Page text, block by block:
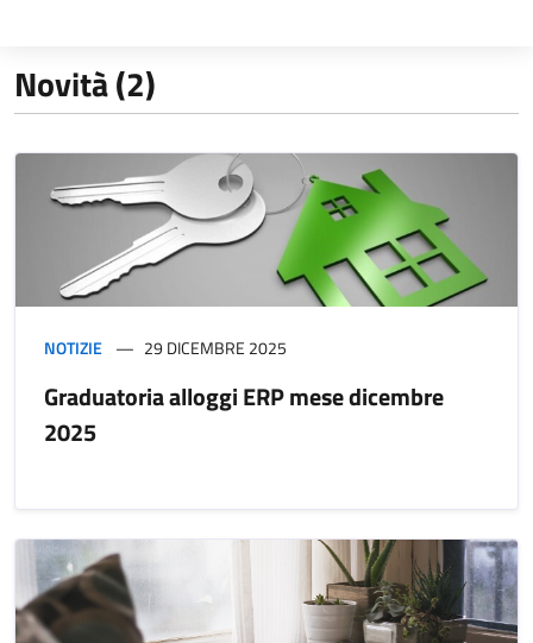
Novità (2)
NOTIZIE 29 DICEMBRE 2025
Graduatoria alloggi ERP mese dicembre
2025